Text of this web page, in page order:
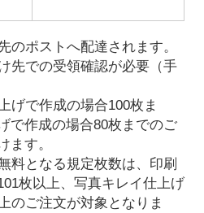
ポストへ配達されます。
先での受領確認が必要（手
げで作成の場合100枚ま
で作成の場合80枚までのご
ます。
料となる規定枚数は、印刷
枚以上、写真キレイ仕上げ
のご注文が対象となりま